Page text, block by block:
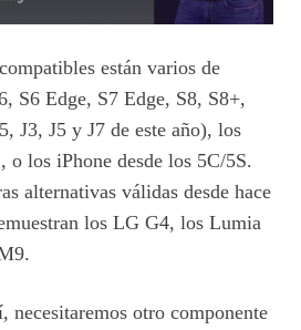
están varios de
S6 Edge, S7 Edge, S8, S8+,
J3, J5 y J7 de este año), los
los iPhone desde los 5C/5S.
alternativas válidas desde hace
los LG G4, los Lumia
necesitaremos otro componente